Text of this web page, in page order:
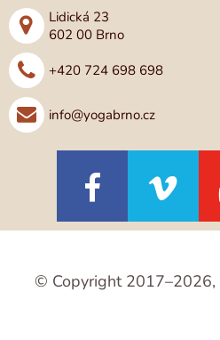
Lidická 23
602 00 Brno
+420 724 698 698
info@yogabrno.cz
© Copyright 2017–2026,